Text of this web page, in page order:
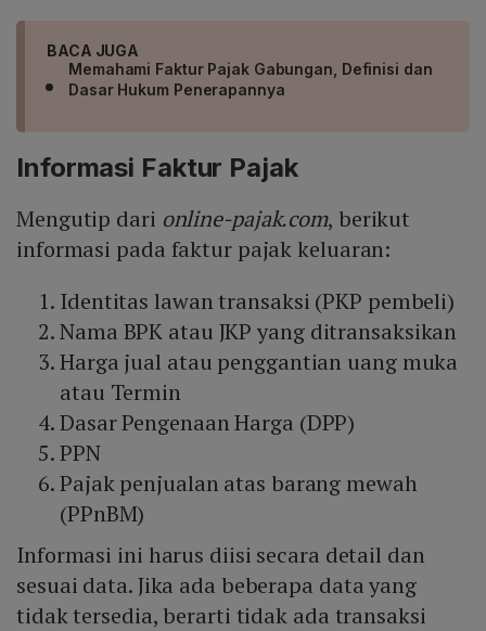
BACA JUGA
Memahami Faktur Pajak Gabungan, Definisi dan
Dasar Hukum Penerapannya
Informasi Faktur Pajak
Mengutip dari online-pajak.com, berikut
informasi pada faktur pajak keluaran:
Identitas lawan transaksi (PKP pembeli)
Nama BPK atau JKP yang ditransaksikan
Harga jual atau penggantian uang muka
atau Termin
Dasar Pengenaan Harga (DPP)
PPN
Pajak penjualan atas barang mewah
(PPnBM)
Informasi ini harus diisi secara detail dan
sesuai data. Jika ada beberapa data yang
tidak tersedia, berarti tidak ada transaksi